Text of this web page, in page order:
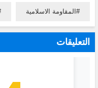
المقاومة الاسلامية
التعليقات